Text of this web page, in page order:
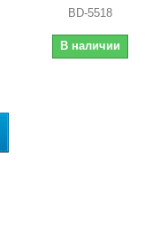
BD-5518
В наличии